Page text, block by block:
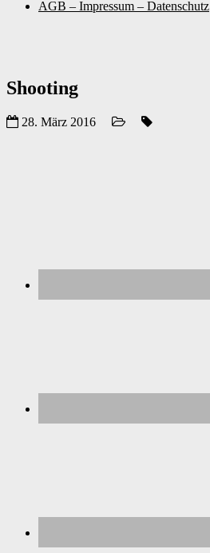
AGB – Impressum – Datenschutz
Shooting
28. März 2016